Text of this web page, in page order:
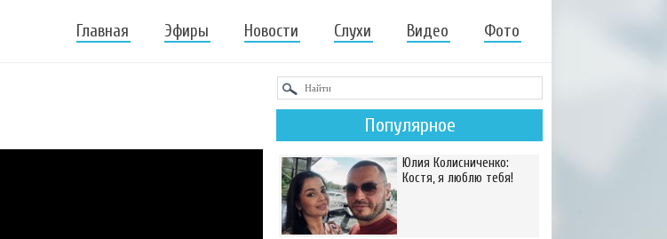
Главная Эфиры Новости Слухи Видео Фото
Популярное
Юлия Колисниченко:
Костя, я люблю тебя!